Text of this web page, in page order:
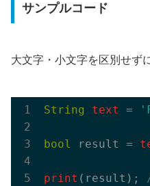
サンプルコード
大文字・小文字を区別せず
String text =
bool result =
print (result);